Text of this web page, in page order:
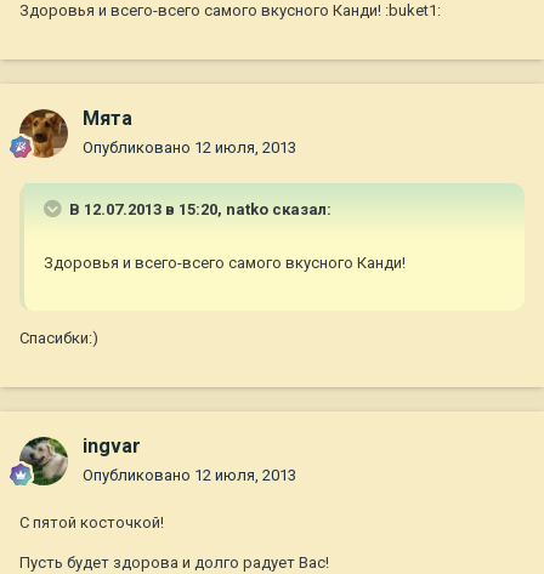
Здоровья и всего-всего самого вкусного Канди! :buket1:
Мята
Опубликовано 12 июля, 2013
В 12.07.2013 в 15:20, natko сказал:
Здоровья и всего-всего самого вкусного Канди!
Спасибки:)
ingvar
Опубликовано 12 июля, 2013
С пятой косточкой!
Пусть будет здорова и долго радует Вас!